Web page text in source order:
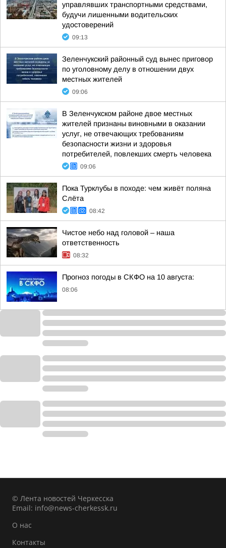
управлявших транспортными средствами,
будучи лишенными водительских
удостоверений
09:13
Зеленчукский районный суд вынес приговор
по уголовному делу в отношении двух
местных жителей
09:06
В Зеленчукском районе двое местных
жителей признаны виновными в оказании
услуг, не отвечающих требованиям
безопасности жизни и здоровья
потребителей, повлекших смерть человека
09:06
Пока Турклубы в походе: чем живёт поляна
Слёта
08:42
Чистое небо над головой – наша
ответственность
08:32
Прогноз погоды в СКФО на 10 августа:
08:06
© Лента новостей Черкесска
Email: info@news-cherkessk.ru
О нас
Контакты